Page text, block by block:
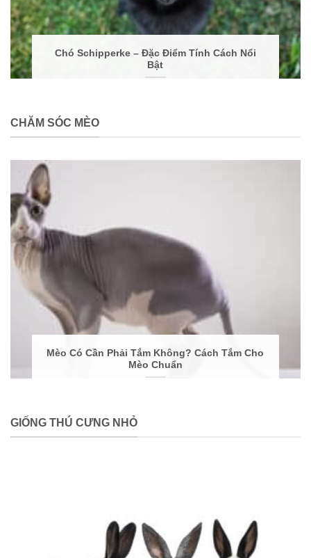
Chó Schipperke – Đặc Điểm Tính Cách Nổi
Bật
CHĂM SÓC MÈO
Mèo Có Cần Phải Tắm Không? Cách Tắm Cho
Mèo Chuẩn
GIỐNG THÚ CƯNG NHỎ